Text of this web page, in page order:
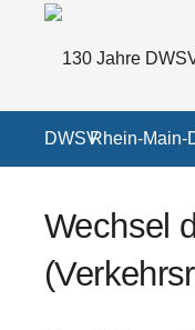
DWSVRhein-Main-
Wechsel